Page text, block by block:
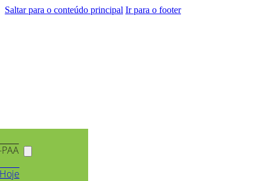
Saltar para o conteúdo principal Ir para o footer